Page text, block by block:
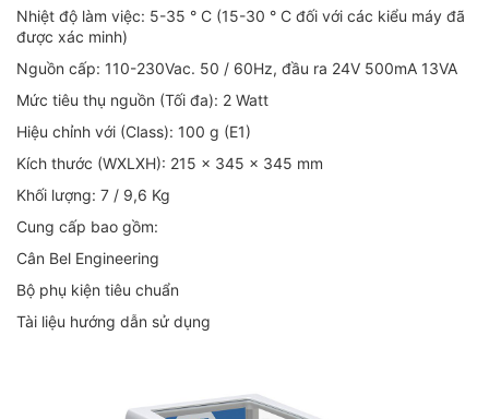
Nhiệt độ làm việc: 5-35 ° C (15-30 ° C đối với các kiểu máy đã
được xác minh)
Nguồn cấp: 110-230Vac. 50 / 60Hz, đầu ra 24V 500mA 13VA
Mức tiêu thụ nguồn (Tối đa): 2 Watt
Hiệu chỉnh với (Class): 100 g (E1)
Kích thước (WXLXH): 215 x 345 x 345 mm
Khối lượng: 7 / 9,6 Kg
Cung cấp bao gồm:
Cân Bel Engineering
Bộ phụ kiện tiêu chuẩn
Tài liệu hướng dẫn sử dụng